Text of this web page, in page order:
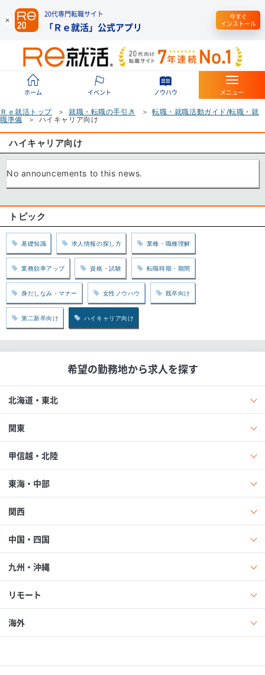
20代専門転職サイト
「Ｒｅ就活」公式アプリ
今すぐ
インストール
ホーム イベント ノウハウ メニュー
Ｒｅ就活トップ 就職・転職の手引き
転職・就職活動ガイド/転職・就
職準備
ハイキャリア向け
ハイキャリア向け
No announcements to this news.
トピック
基礎知識 求人情報の探し方 業種・職種理解
業務効率アップ 資格・試験 転職時期・期間
身だしなみ・マナー 女性ノウハウ 既卒向け
第二新卒向け ハイキャリア向け
希望の勤務地から求人を探す
北海道・東北
関東
甲信越・北陸
東海・中部
関西
中国・四国
九州・沖縄
リモート
海外